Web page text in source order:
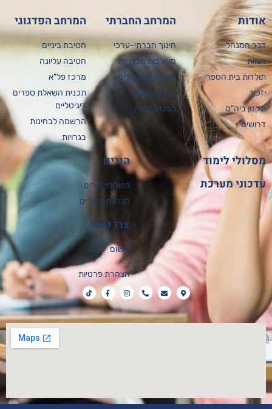
המנהל
בית הספר
ביה"ס
המרחב החברתי
חינוך חברתי-ערכי
מעורבות חברתית
מועצת התלמידים
הכנה לצה"ל
המסע לפולין
המרחב הפדגוגי
חטיבת ביניים
חטיבה עליונה
מרכז פל"א
תכנית השאלת ספרים
דיגיטליים
הרשמה לבחינות
בגרויות
לימוד
מערכת
הורים
תשלומי הורים
הנהגת ההורים
צרו קשר
רישום
הצהרת פרטיות